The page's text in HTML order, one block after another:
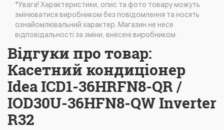
*Увага! Характеристики, опис та фото товару можуть
змінюватися виробником без повідомлення та носять
ознайомлювальний характер. Магазин не несе
відповідальності за зміни, внесені виробником.
Відгуки про товар:
Касетний кондиціонер
Idea ICD1-36HRFN8-QR /
IOD30U-36HFN8-QW Inverter
R32